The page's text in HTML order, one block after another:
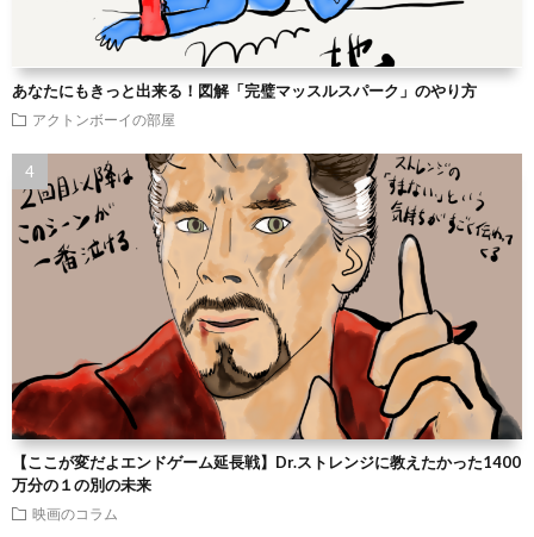
あなたにもきっと出来る！図解「完璧マッスルスパーク」のやり方
アクトンボーイの部屋
【ここが変だよエンドゲーム延長戦】Dr.ストレンジに教えたかった1400
万分の１の別の未来
映画のコラム